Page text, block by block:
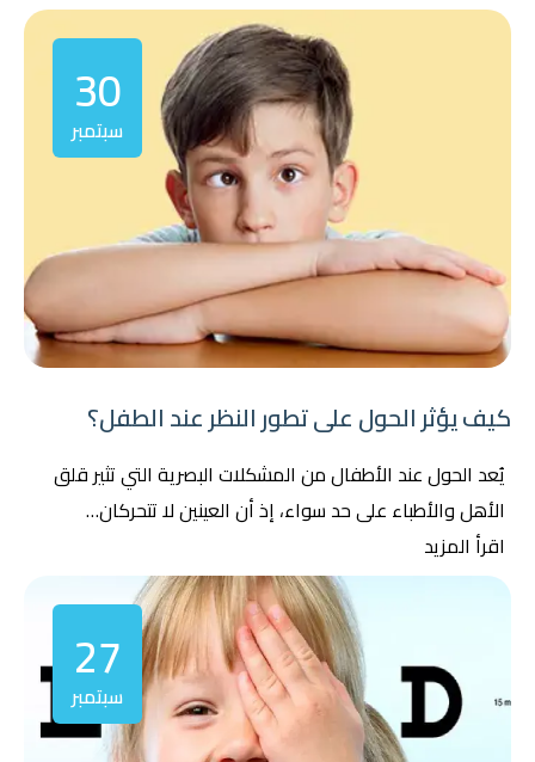
30
سبتمبر
كيف يؤثر الحول على تطور النظر عند الطفل؟
يُعد الحول عند الأطفال من المشكلات البصرية التي تثير قلق
الأهل والأطباء على حد سواء، إذ أن العينين لا تتحركان…
اقرأ المزيد
27
سبتمبر